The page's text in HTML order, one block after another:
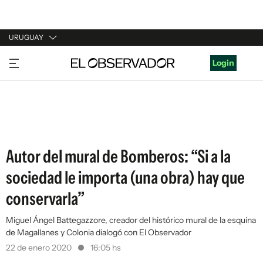
URUGUAY
URUGUAY
ARGENTINA
Login
Autor del mural de Bomberos: “Si a la
sociedad le importa (una obra) hay que
conservarla”
Miguel Ángel Battegazzore, creador del histórico mural de la esquina
de Magallanes y Colonia dialogó con El Observador
22 de enero 2020
16:05 hs